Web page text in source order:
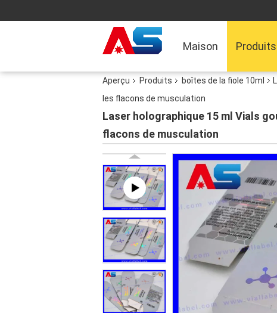
Maison Produits
Aperçu Produits boîtes de la fiole 10ml
les flacons de musculation
Laser holographique 15 ml Vials
flacons de musculation